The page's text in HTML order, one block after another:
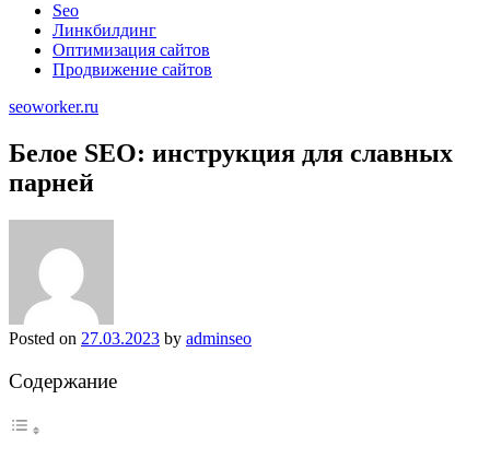
Seo
Линкбилдинг
Оптимизация сайтов
Продвижение сайтов
seoworker.ru
Белое SEO: инструкция для славных
парней
Posted on 27.03.2023 by adminseo
Содержание